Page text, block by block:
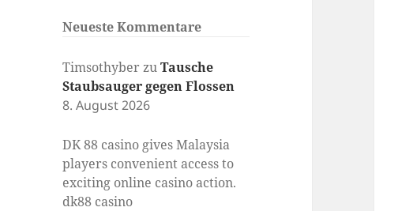
Neueste Kommentare
Timsothyber zuTausche
Staubsauger gegen Flossen
8. August 2026
DK 88 casino gives Malaysia
players convenient access to
exciting online casino action.
dk88 casino